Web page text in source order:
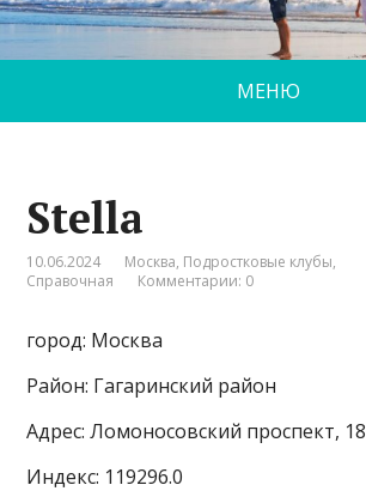
МЕНЮ
Stella
10.06.2024 Москва, Подростковые клубы,
Справочная
Комментарии: 0
город: Москва
Район: Гагаринский район
Адрес: Ломоносовский проспект, 18
Индекс: 119296.0